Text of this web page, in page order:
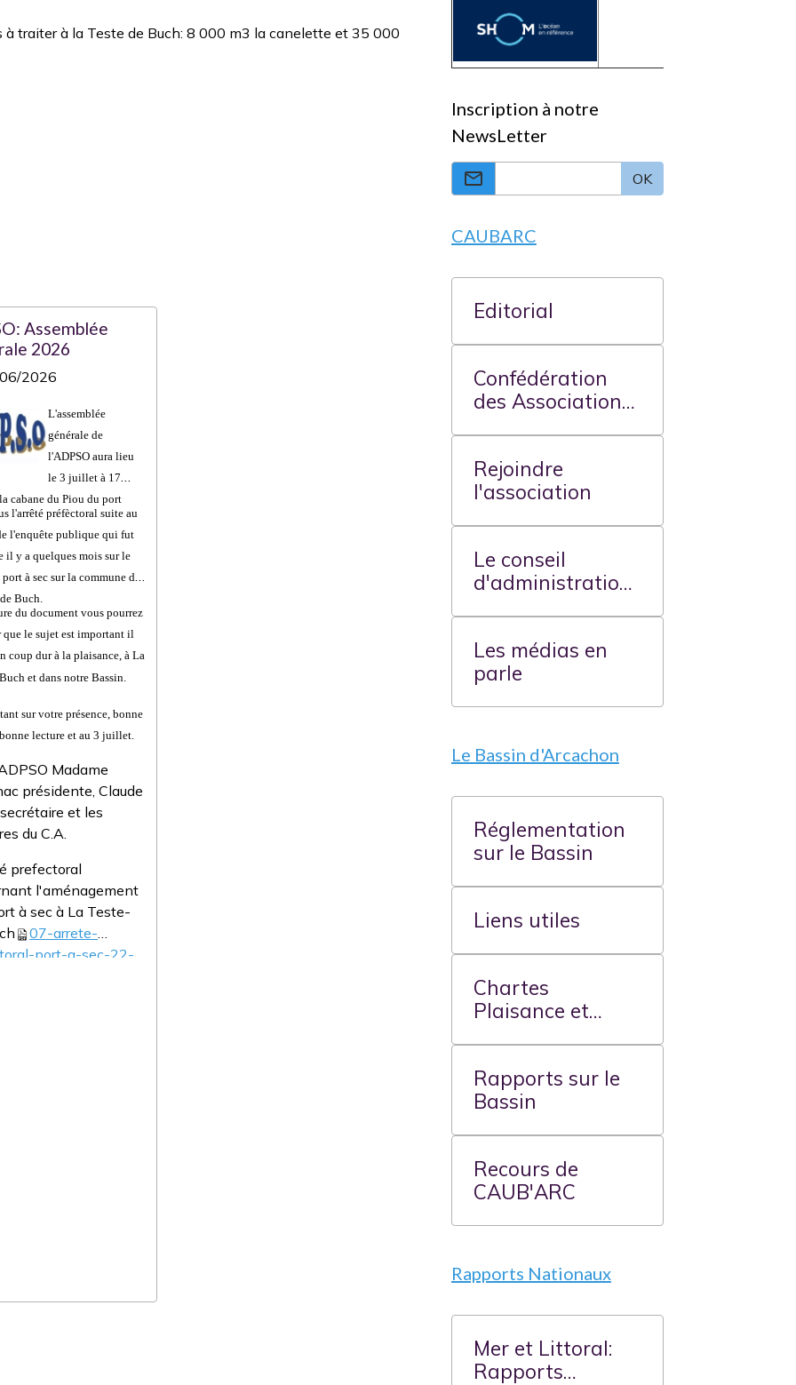
à traiter à la Teste de Buch: 8 000 m3 la canelette et 35 000
Assemblée
2026
2026
L'assemblée
générale de
l'ADPSO aura lieu
le 3 juillet à 17
cabane du Piou du port
l'arrêté préfèctoral suite au
l'enquête publique qui fut
il y a quelques mois sur le
à sec sur la commune de
Buch.
du document vous pourrez
que le sujet est important il
coup dur à la plaisance, à La
et dans notre Bassin.
sur votre présence, bonne
lecture et au 3 juillet.
Madame
présidente, Claude
et les
du C.A.
prefectoral
l'aménagement
à sec à La Teste-
07-arrete-
port-a-sec-22-
Inscription à notre
NewsLetter
OK
CAUBARC
Editorial
Confédération
des Associations
d'Arcachon
Rejoindre
l'association
Le conseil
d'administration
Les médias en
parle
Le Bassin d'Arcachon
Réglementation
sur le Bassin
Liens utiles
Chartes
Plaisance et
Rapports sur le
Bassin
Recours de
CAUB'ARC
Rapports Nationaux
Mer et Littoral:
Rapports